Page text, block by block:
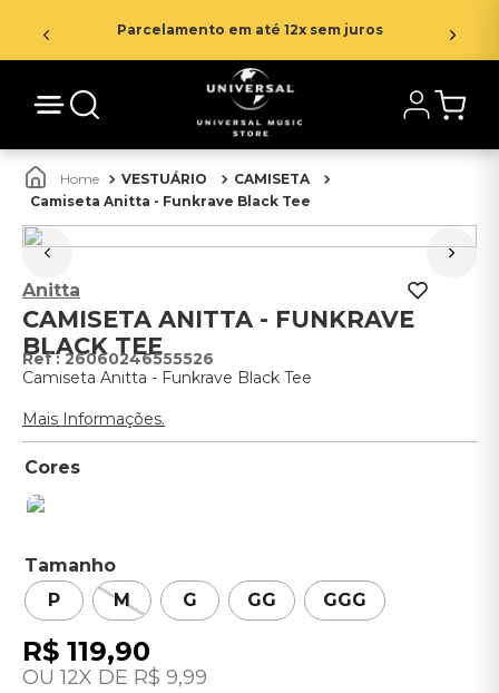
Parcelamento em até 12x sem juros
VESTUÁRIO
CAMISETA
Camiseta Anitta - Funkrave Black Tee
Anitta
CAMISETA ANITTA - FUNKRAVE
BLACK TEE
:26060246555526
Camiseta Anitta - Funkrave Black Tee
Mais Informações.
Tamanho
P
M G GG GGG
R$ 119,90
12 R$ 9,99